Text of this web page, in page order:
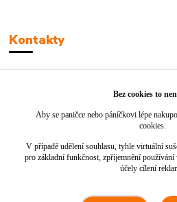
Kontakty
info@jackie-shop.cz
Bez cookies to
Aby se paničce nebo páníčkovi lépe
cookies.
V případě udělení souhlasu, tyhle virtuální
pro základní funkčnost, zpříjemnění používání
účely cílení